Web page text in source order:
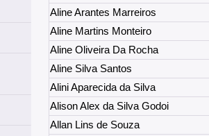
Aline Arantes Marreiros
Aline Martins Monteiro
Aline Oliveira Da Rocha
Aline Silva Santos
Alini Aparecida da Silva
Alison Alex da Silva Godoi
Allan Lins de Souza